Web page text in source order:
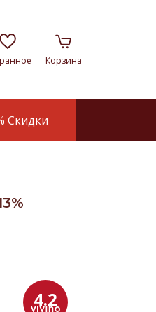
Корзина
Скидки
4.2